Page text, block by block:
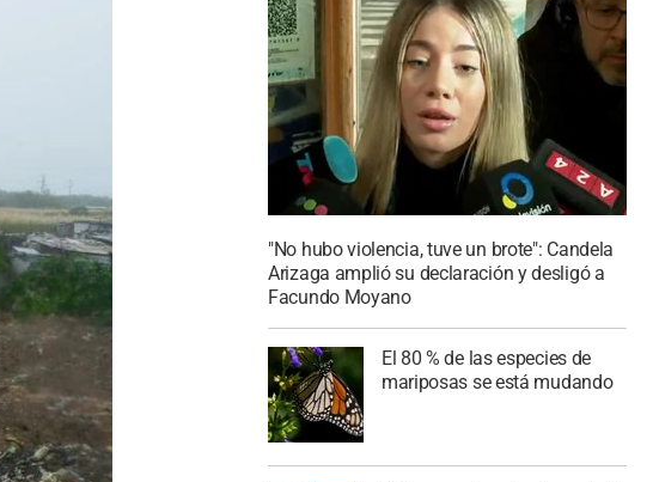
"No hubo violencia, tuve un brote": Candela
Arizaga amplió su declaración y desligó a
Facundo Moyano
El 80 % de las especies de
mariposas se está mudando